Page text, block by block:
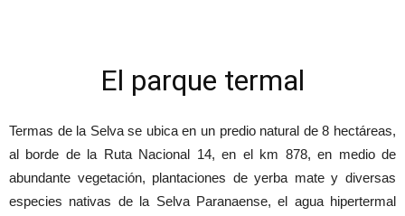
El parque termal
Termas de la Selva se ubica en un predio natural de 8 hectáreas,
al borde de la Ruta Nacional 14, en el km 878, en medio de
abundante vegetación, plantaciones de yerba mate y diversas
especies nativas de la Selva Paranaense, el agua hipertermal